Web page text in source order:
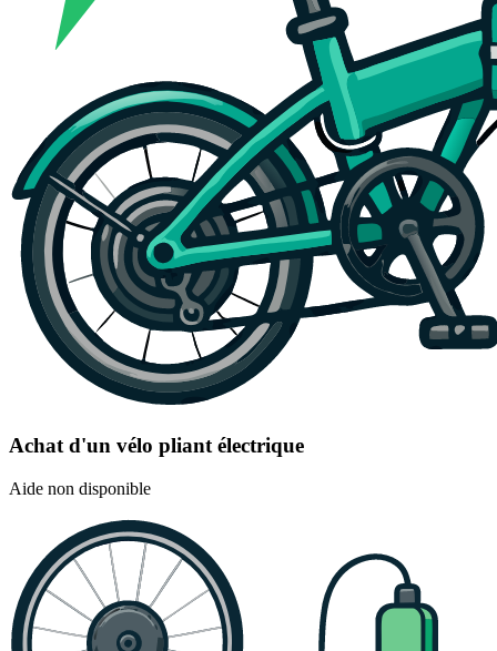
Achat d'un vélo pliant électrique
Aide non disponible